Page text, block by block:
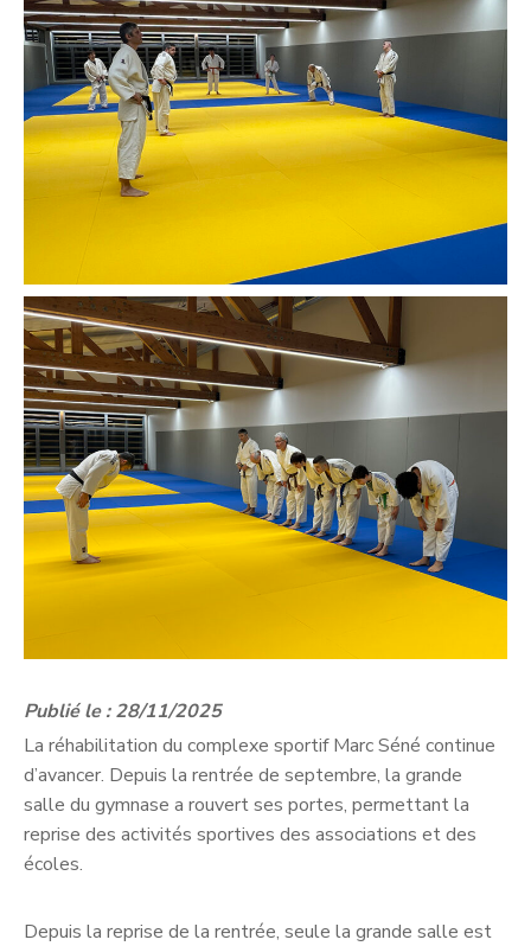
Publié le : 28/11/2025
La réhabilitation du complexe sportif Marc Séné continue
d’avancer. Depuis la rentrée de septembre, la grande
salle du gymnase a rouvert ses portes, permettant la
reprise des activités sportives des associations et des
écoles.
Depuis la reprise de la rentrée, seule la grande salle est